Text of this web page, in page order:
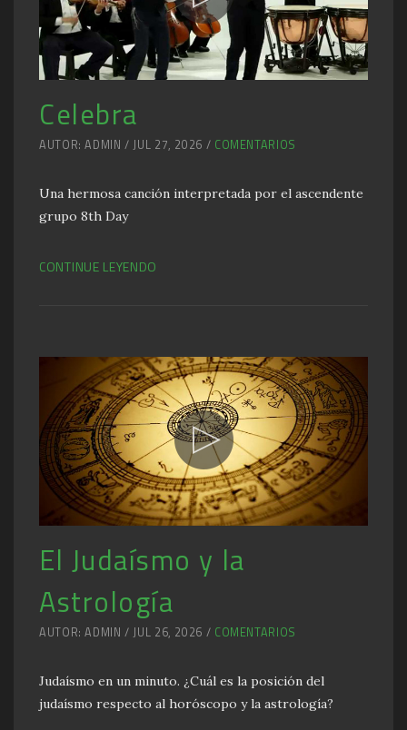
Celebra
AUTOR: ADMIN / JUL 27, 2026 / COMENTARIOS
Una hermosa canción interpretada por el ascendente
grupo 8th Day
CONTINUE LEYENDO
El Judaísmo y la
Astrología
AUTOR: ADMIN / JUL 26, 2026 / COMENTARIOS
Judaísmo en un minuto. ¿Cuál es la posición del
judaísmo respecto al horóscopo y la astrología?